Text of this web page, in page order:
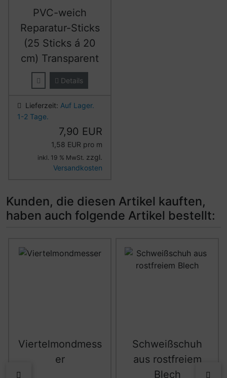
PVC-weich
Reparatur-Sticks
(25 Sticks á 20
cm) Transparent
Details
Lieferzeit: Auf Lager.
1-2 Tage.
7,90 EUR
1,58 EUR pro m
inkl. 19 % MwSt. zzgl.
Versandkosten
Kunden, die diesen Artikel kauften,
haben auch folgende Artikel bestellt:
Viertelmondmess
er
Schweißschuh
aus rostfreiem
Blech